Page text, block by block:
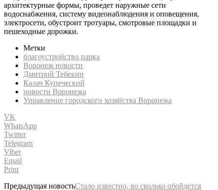
архитектурные формы, проведет наружные сети
водоснабжения, систему видеонаблюдения и оповещения,
электросети, обустроит тротуары, смотровые площадки и
пешеходные дорожки.
Метки
благоустройство парка
Воронеж новости
Дмитрий Тебекин
Калач Купеческий
новости Воронежа
Управление городского хозяйства Воронежа
VK
WhatsApp
Twitter
Telegram
Viber
Email
Print
Предыдущая новостьСтало известно, во сколько обойдется